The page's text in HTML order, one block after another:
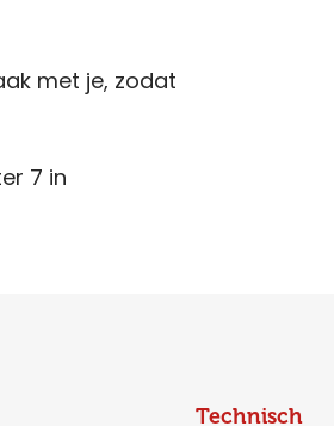
met je, zodat
7 in
Technisch